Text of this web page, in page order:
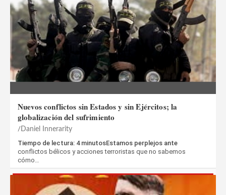
Nuevos conflictos sin Estados y sin Ejércitos; la
globalización del sufrimiento
Daniel Innerarity
Tiempo de lectura: 4 minutosEstamos perplejos ante
conflictos bélicos y acciones terroristas que no sabemos
cómo…